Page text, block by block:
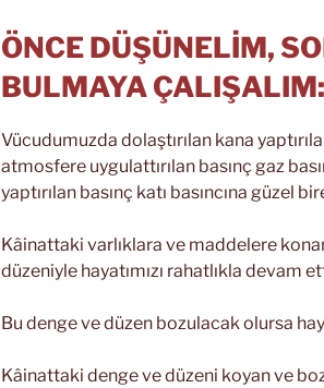
ÖNCE DÜŞÜNELİM,
BULMAYA ÇALIŞALIM:
Vücudumuzda dolaştırılan kana
atmosfere uygulattırılan basınç gaz
yaptırılan basınç katı basıncına güzel
Kâinattaki varlıklara ve maddelere
düzeniyle hayatımızı rahatlıkla devam
Bu denge ve düzen bozulacak olursa
Kâinattaki denge ve düzeni koyan ve